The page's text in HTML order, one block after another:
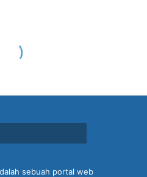
sebuah portal web